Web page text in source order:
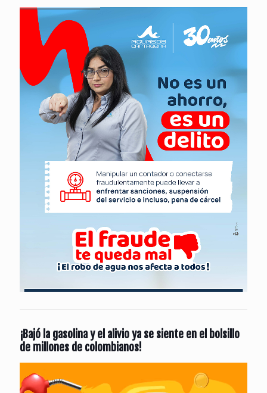
¡Bajó la gasolina y el alivio ya se siente en el bolsillo
de millones de colombianos!
de